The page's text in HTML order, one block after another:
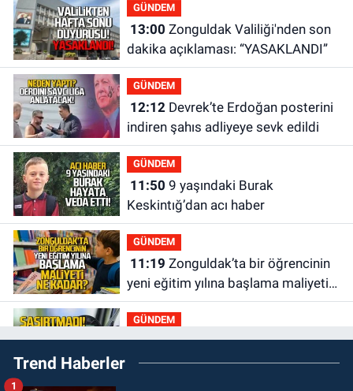
GÜNDEM
13:00
dakika açıklaması: “YASAKLANDI”
GÜNDEM
12:12Devrek’te Erdoğan posterini
indiren şahıs adliyeye sevk edildi
GÜNDEM
11:50
Keskintığ’dan acı haber
GÜNDEM
11:19
yeni eğitim yılına başlama maliyeti
ne kadar?
GÜNDEM
11:13Şaşırtmadı... Akaryakıta bir
zam daha geliyor
Trend Haberler
1